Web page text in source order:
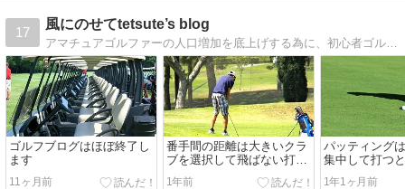
17
風にのせてtetsute’s blog
アマチュアゴルファーの人口増加を底上げする為に、初心者ゴルファーの「ゴルフのスキルアップ」を応援するブログです私のスキル（引き出し）を全て公開し、ゴルフの疑問に「わかる範囲」でお答えしたいと思います
ゴルフブログはほぼ終了し
ます
11ヶ月前
番手間の距離は大きいクラ
ブを選択して飛ばない打ち
方をする
1年前
パッティング
集中して打つ
1年1ヶ月前